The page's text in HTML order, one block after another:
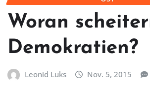
Woran
Demokratien?
Leonid Luks Nov. 5, 2015